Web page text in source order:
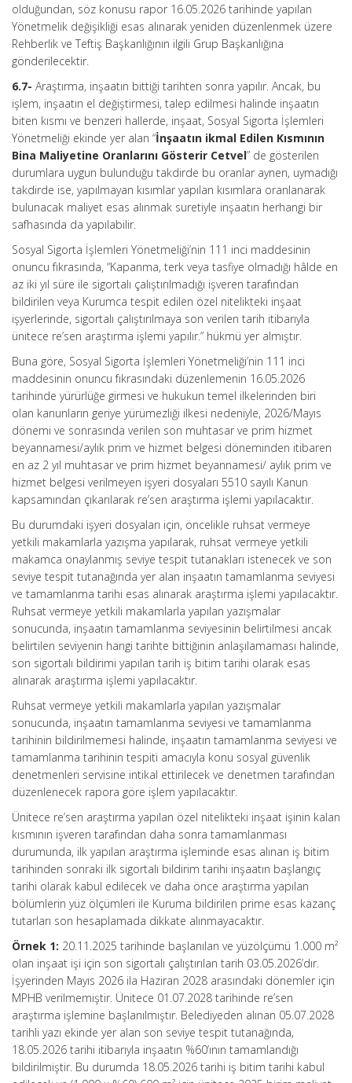
olduğundan, söz konusu rapor 16.05.2026 tarihinde yapılan
Yönetmelik değişikliği esas alınarak yeniden düzenlenmek üzere
Rehberlik ve Teftiş Başkanlığının ilgili Grup Başkanlığına
gönderilecektir.
6.7- Araştırma, inşaatın bittiği tarihten sonra yapılır. Ancak, bu
işlem, inşaatın el değiştirmesi, talep edilmesi halinde inşaatın
biten kısmı ve benzeri hallerde, inşaat, Sosyal Sigorta İşlemleri
Yönetmeliği ekinde yer alan “İnşaatın ikmal Edilen Kısmının
Bina Maliyetine Oranlarını Gösterir Cetvel” de gösterilen
durumlara uygun bulunduğu takdirde bu oranlar aynen, uymadığı
takdirde ise, yapılmayan kısımlar yapılan kısımlara oranlanarak
bulunacak maliyet esas alınmak suretiyle inşaatın herhangi bir
safhasında da yapılabilir.
Sosyal Sigorta İşlemleri Yönetmeliği’nin 111 inci maddesinin
onuncu fıkrasında, “Kapanma, terk veya tasfiye olmadığı hâlde en
az iki yıl süre ile sigortalı çalıştırılmadığı işveren tarafından
bildirilen veya Kurumca tespit edilen özel nitelikteki inşaat
işyerlerinde, sigortalı çalıştırılmaya son verilen tarih itibarıyla
ünitece re’sen araştırma işlemi yapılır.” hükmü yer almıştır.
Buna göre, Sosyal Sigorta İşlemleri Yönetmeliği’nin 111 inci
maddesinin onuncu fıkrasındaki düzenlemenin 16.05.2026
tarihinde yürürlüğe girmesi ve hukukun temel ilkelerinden biri
olan kanunların geriye yürümezliği ilkesi nedeniyle, 2026/Mayıs
dönemi ve sonrasında verilen son muhtasar ve prim hizmet
beyannamesi/aylık prim ve hizmet belgesi döneminden itibaren
en az 2 yıl muhtasar ve prim hizmet beyannamesi/ aylık prim ve
hizmet belgesi verilmeyen işyeri dosyaları 5510 sayılı Kanun
kapsamından çıkarılarak re’sen araştırma işlemi yapılacaktır.
Bu durumdaki işyeri dosyaları için, öncelikle ruhsat vermeye
yetkili makamlarla yazışma yapılarak, ruhsat vermeye yetkili
makamca onaylanmış seviye tespit tutanakları istenecek ve son
seviye tespit tutanağında yer alan inşaatın tamamlanma seviyesi
ve tamamlanma tarihi esas alınarak araştırma işlemi yapılacaktır.
Ruhsat vermeye yetkili makamlarla yapılan yazışmalar
sonucunda, inşaatın tamamlanma seviyesinin belirtilmesi ancak
belirtilen seviyenin hangi tarihte bittiğinin anlaşılamaması halinde,
son sigortalı bildirimi yapılan tarih iş bitim tarihi olarak esas
alınarak araştırma işlemi yapılacaktır.
Ruhsat vermeye yetkili makamlarla yapılan yazışmalar
sonucunda, inşaatın tamamlanma seviyesi ve tamamlanma
tarihinin bildirilmemesi halinde, inşaatın tamamlanma seviyesi ve
tamamlanma tarihinin tespiti amacıyla konu sosyal güvenlik
denetmenleri servisine intikal ettirilecek ve denetmen tarafından
düzenlenecek rapora göre işlem yapılacaktır.
Ünitece re’sen araştırma yapılan özel nitelikteki inşaat işinin kalan
kısmının işveren tarafından daha sonra tamamlanması
durumunda, ilk yapılan araştırma işleminde esas alınan iş bitim
tarihinden sonraki ilk sigortalı bildirim tarihi inşaatın başlangıç
tarihi olarak kabul edilecek ve daha önce araştırma yapılan
bölümlerin yüz ölçümleri ile Kuruma bildirilen prime esas kazanç
tutarları son hesaplamada dikkate alınmayacaktır.
Örnek 1: 20.11.2025 tarihinde başlanılan ve yüzölçümü 1.000 m²
olan inşaat işi için son sigortalı çalıştırılan tarih 03.05.2026’dır.
İşyerinden Mayıs 2026 ila Haziran 2028 arasındaki dönemler için
MPHB verilmemiştir. Ünitece 01.07.2028 tarihinde re’sen
araştırma işlemine başlanılmıştır. Belediyeden alınan 05.07.2028
tarihli yazı ekinde yer alan son seviye tespit tutanağında,
18.05.2026 tarihi itibarıyla inşaatın %60’ının tamamlandığı
bildirilmiştir. Bu durumda 18.05.2026 tarihi iş bitim tarihi kabul